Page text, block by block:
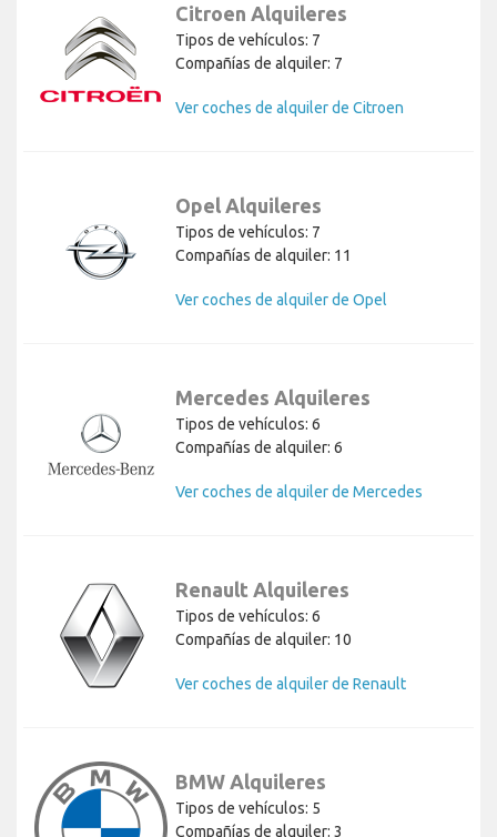
Citroen Alquileres
Tipos de vehículos: 7
Compañías de alquiler: 7
Ver coches de alquiler de Citroen
Opel Alquileres
Tipos de vehículos: 7
Compañías de alquiler: 11
Ver coches de alquiler de Opel
Mercedes Alquileres
Tipos de vehículos: 6
Compañías de alquiler: 6
Ver coches de alquiler de Mercedes
Renault Alquileres
Tipos de vehículos: 6
Compañías de alquiler: 10
Ver coches de alquiler de Renault
BMW Alquileres
Tipos de vehículos: 5
Compañías de alquiler: 3